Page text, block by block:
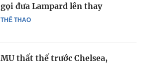
THỂ THAO
gọi đưa Lampard lên thay
MU thất thế trước Chelsea,